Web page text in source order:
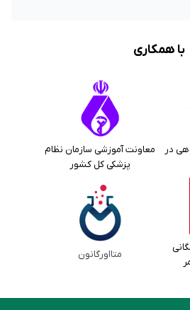
با همکاری
در
معاونت آموزشی سازمان نظام
پزشکی کل کشور
متااورگانون